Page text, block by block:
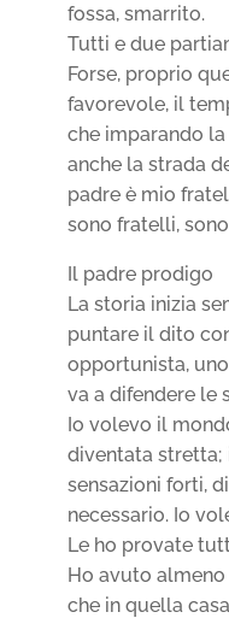
fossa, smarrito.
Tutti e due
Forse, proprio
favorevole, il
che imparando
anche la strada
padre è mio
sono fratelli,
Il padre prodigo
La storia inizia
puntare il dito
opportunista,
va a difendere le
Io volevo il
diventata stretta;
sensazioni forti,
necessario. Io
Le ho provate
Ho avuto
che in quella